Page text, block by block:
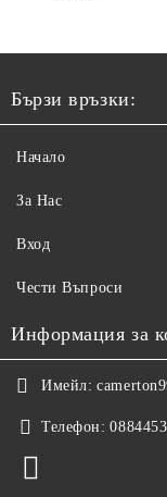
Бързи връзки:
Начало
За Нас
Вход
Чести Въпроси
Информация за
Имейл:
Телефон: